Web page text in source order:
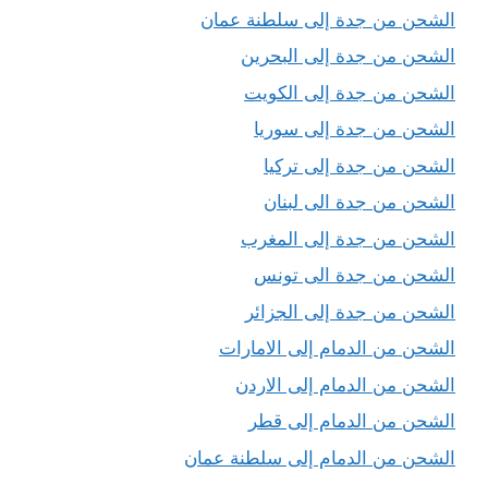
الشحن من جدة إلى سلطنة عمان
الشحن من جدة إلى البحرين
الشحن من جدة إلى الكويت
الشحن من جدة إلى سوريا
الشحن من جدة إلى تركيا
الشحن من جدة الى لبنان
الشحن من جدة إلى المغرب
الشحن من جدة الى تونس
الشحن من جدة إلى الجزائر
الشحن من الدمام إلى الامارات
الشحن من الدمام إلى الاردن
الشحن من الدمام إلى قطر
الشحن من الدمام إلى سلطنة عمان